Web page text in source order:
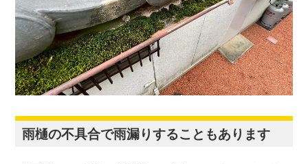
雨樋の不具合で雨漏りすることもあります